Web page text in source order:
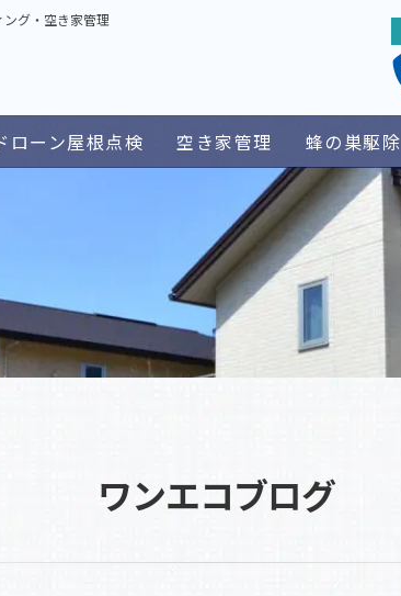
グ・空き家管理
ローン屋根点検 空き家管理 蜂の巣駆除
ワンエコブログ